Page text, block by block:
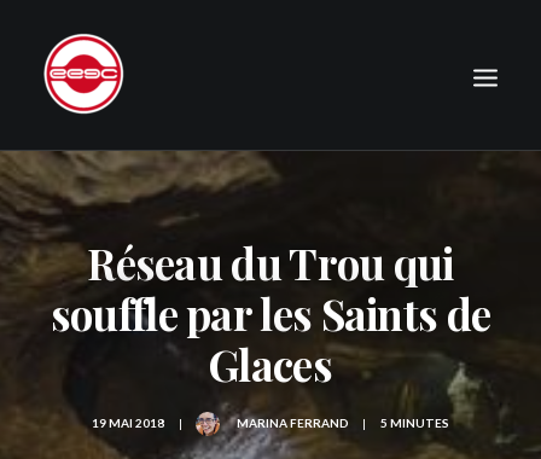
LE CLUB
EXPÉDITIONS
JOURNAL
PHOTOGRAPHIE
Réseau du Trou qui
souffle par les Saints de
Glaces
19 MAI 2018 | MARINA FERRAND | 5 MINUTES